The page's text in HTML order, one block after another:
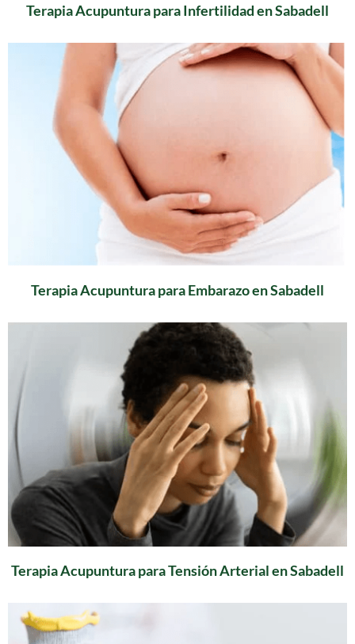
Terapia Acupuntura para Infertilidad en Sabadell
Terapia Acupuntura para Embarazo en Sabadell
Terapia Acupuntura para Tensión Arterial en Sabadell